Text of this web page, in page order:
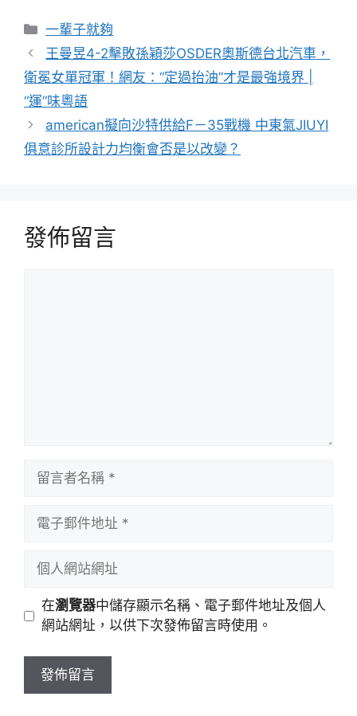
分
類
一輩子就夠
王曼昱4-2擊敗孫穎莎OSDER奧斯德台北汽車，
衛冕女單冠軍！網友：“定過抬油”才是最強境界 |
“運”味粵語
american擬向沙特供給F－35戰機 中東氣JIUYI
俱意診所設計力均衡會否是以改變？
發佈留言
址
站
址
在瀏覽器中儲存顯示名稱、電子郵件地址及個人
網站網址，以供下次發佈留言時使用。